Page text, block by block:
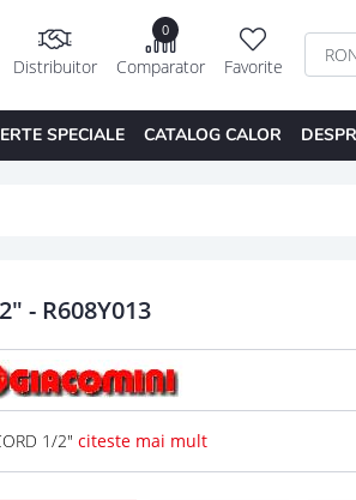
Favorite
0
Comparator
Distribuitor
SPECIALE CATALOG CALOR
- R608Y013
1/2" citeste mai mult